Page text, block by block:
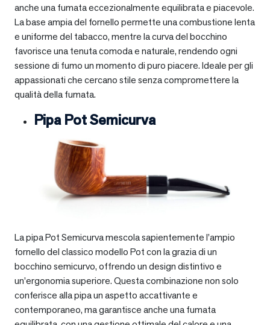
anche una fumata eccezionalmente equilibrata e piacevole.
La base ampia del fornello permette una combustione lenta
e uniforme del tabacco, mentre la curva del bocchino
favorisce una tenuta comoda e naturale, rendendo ogni
sessione di fumo un momento di puro piacere. Ideale per gli
appassionati che cercano stile senza compromettere la
qualità della fumata.
Pipa Pot Semicurva
La pipa Pot Semicurva mescola sapientemente l’ampio
fornello del classico modello Pot con la grazia di un
bocchino semicurvo, offrendo un design distintivo e
un’ergonomia superiore. Questa combinazione non solo
conferisce alla pipa un aspetto accattivante e
contemporaneo, ma garantisce anche una fumata